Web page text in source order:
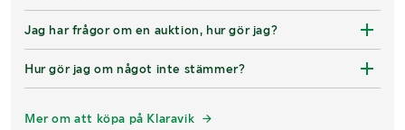
Jag har frågor om en auktion, hur gör jag?
Hur gör jag om något inte stämmer?
Mer om att köpa på Klaravik